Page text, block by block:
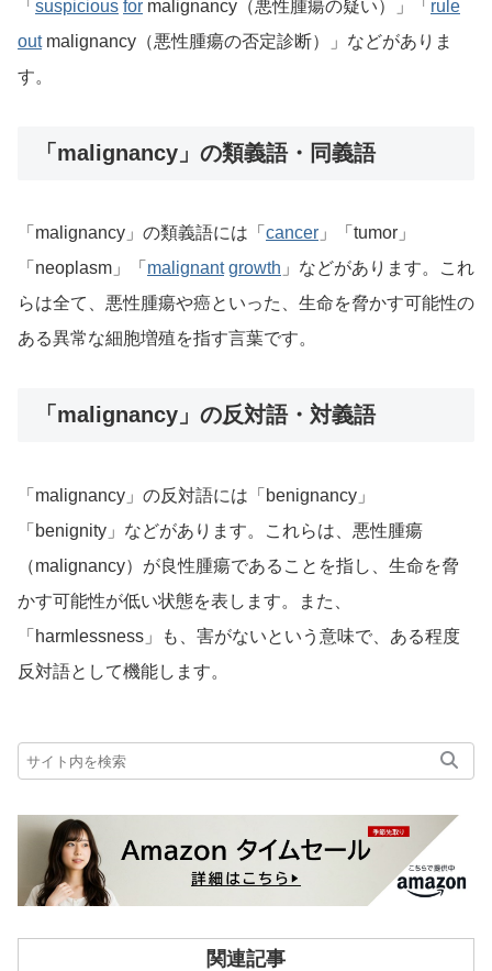
「 suspicious for malignancy（悪性腫瘍の疑い）」「 rule
outmalignancy（悪性腫瘍の否定診断）」などがありま
す。
「malignancy」の類義語・同義語
「malignancy」の類義語には「 cancer 」「tumor」
「neoplasm」「 malignant growth 」などがあります。これ
らは全て、悪性腫瘍や癌といった、生命を脅かす可能性の
ある異常な細胞増殖を指す言葉です。
「malignancy」の反対語・対義語
「malignancy」の反対語には「benignancy」
「benignity」などがあります。これらは、悪性腫瘍
（malignancy）が良性腫瘍であることを指し、生命を脅
かす可能性が低い状態を表します。また、
「harmlessness」も、害がないという意味で、ある程度
反対語として機能します。
関連記事